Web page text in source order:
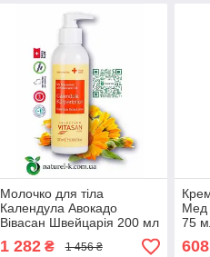
Молочко для тіла
Календула Авокадо
Вівасан Швейцарія 200 мл
1 282₴ 1 456 ₴
Мед
75
608